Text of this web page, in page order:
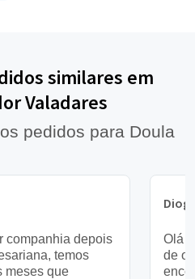
similares em
Valadares
pedidos para Doula
companhia depois
temos
meses que
Olá
de